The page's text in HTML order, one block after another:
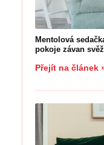
Mentolová
pokoje závan
Přejít na článek